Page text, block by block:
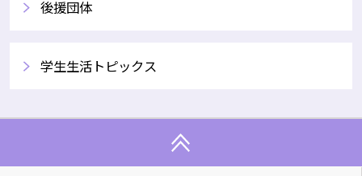
後援団体
​学生生活トピックス